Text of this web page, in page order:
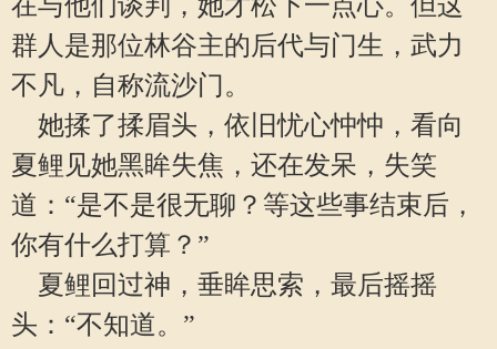
群人是那位林谷主的后代与门生，武力
不凡，自称流沙门。
她揉了揉眉头，依旧忧心忡忡，看向
夏鲤见她黑眸失焦，还在发呆，失笑
道：“是不是很无聊？等这些事结束后，
你有什么打算？”
夏鲤回过神，垂眸思索，最后摇摇
头：“不知道。”